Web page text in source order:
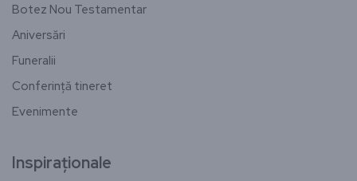
Botez Nou Testamentar
Aniversări
Funeralii
Conferință tineret
Evenimente
Inspiraționale